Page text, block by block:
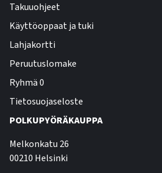
Takuuohjeet
Käyttöoppaat ja tuki
Lahjakortti
Peruutuslomake
Ryhmä 0
Tietosuojaseloste
POLKUPYÖRÄKAUPPA
Melkonkatu 26
00210 Helsinki